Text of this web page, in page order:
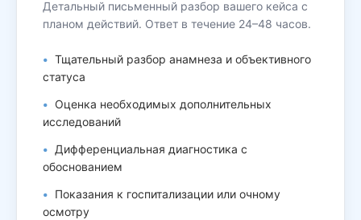
Детальный письменный разбор вашего кейса с
планом действий. Ответ в течение 24–48 часов.
Тщательный разбор анамнеза и объективного
статуса
Оценка необходимых дополнительных
исследований
Дифференциальная диагностика с
обоснованием
Показания к госпитализации или очному
осмотру